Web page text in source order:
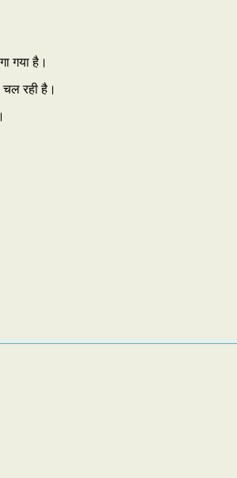
गया है।
रही है।